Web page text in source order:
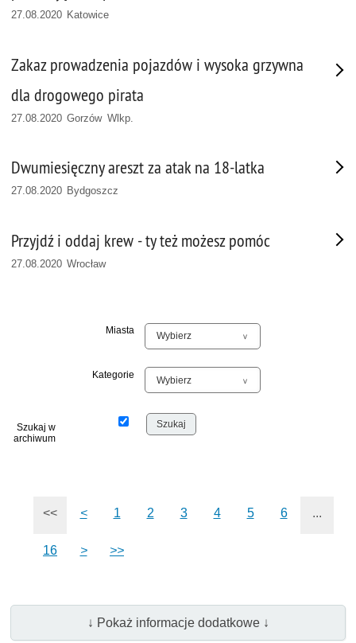
27.08.2020 Katowice
Zakaz prowadzenia pojazdów i wysoka grzywna
dla drogowego pirata
27.08.2020 Gorzów Wlkp.
Dwumiesięczny areszt za atak na 18-latka
27.08.2020 Bydgoszcz
Przyjdź i oddaj krew - ty też możesz pomóc
27.08.2020 Wrocław
Miasta
Kategorie
Szukaj w
archiwum
<< < 1 2 3 4 5 6 ...
16 > >>
↓ Pokaż informacje dodatkowe ↓